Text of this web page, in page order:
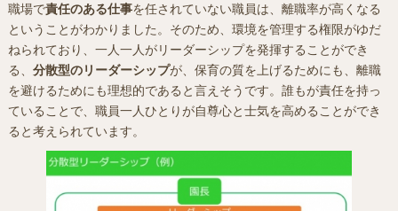
職場で責任のある仕事を任されていない職員は、離職率が高くなる
ということがわかりました。そのため、環境を管理する権限がゆだ
ねられており、一人一人がリーダーシップを発揮することができ
る、 分散型のリーダーシップが、保育の質を上げるためにも、離職
を避けるためにも理想的であると言えそうです。誰もが責任を持っ
ていることで、職員一人ひとりが自尊心と士気を高めることができ
ると考えられています。